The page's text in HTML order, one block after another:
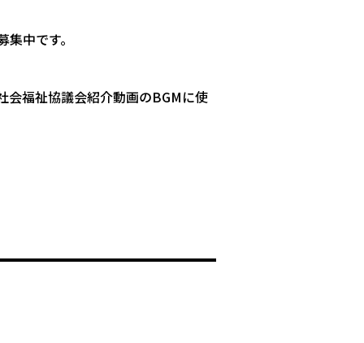
中です。
会福祉協議会紹介動画のBGMに使